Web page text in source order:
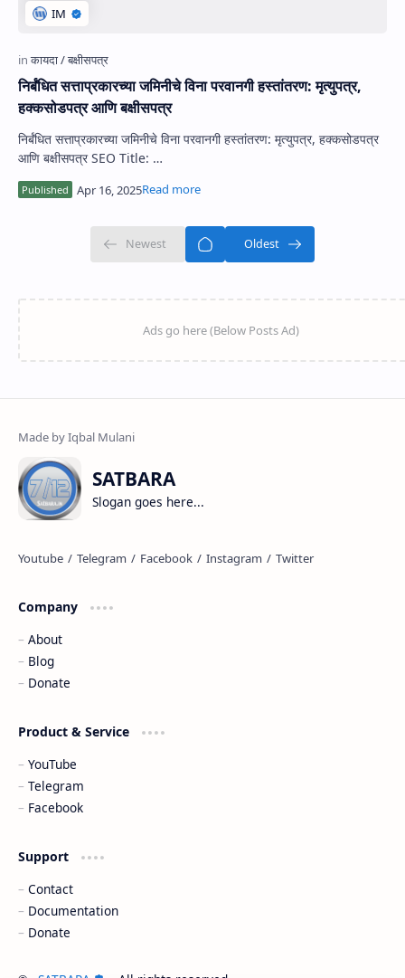
निर्बंधित सत्ताप्रकारच्या जमिनीचे विना परवानगी हस्तांतरण: मृत्युपत्र,
हक्कसोडपत्र आणि बक्षीसपत्र
निर्बंधित सत्ताप्रकारच्या जमिनीचे विना परवानगी हस्तांतरण: मृत्युपत्र, हक्कसोडपत्र
आणि बक्षीसपत्र SEO Title: …
SATBARA
Slogan goes here...
Company
About
Blog
Donate
Product & Service
YouTube
Telegram
Facebook
Support
Contact
Documentation
Donate